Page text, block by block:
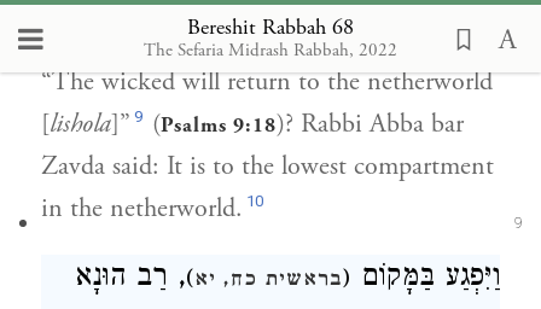
Bereshit Rabbah 68
The Sefaria Midrash Rabbah, 2022
raised an objection: But is it not written:
“The wicked will return to the netherworld
[lishola]” 9 (Psalms 9:18)? Rabbi Abba bar
Zavda said: It is to the lowest compartment
in the netherworld. 10
9
וַיִּפְגַע בַּמָּקוֹם (בראשית כח, יא), רַב הוּנָא